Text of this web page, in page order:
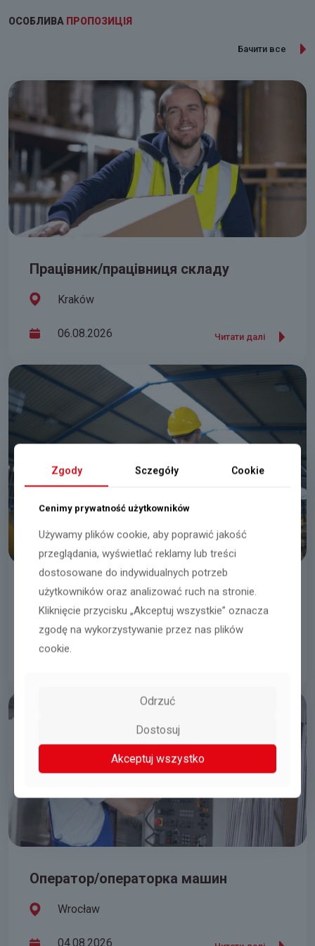
ОСОБЛИВА ПРОПОЗИЦІЯ
Бачити все
Працівник/працівниця складу
Kraków
06.08.2026 Читати далі
Працівник/працівниця виробництва
Oświęcim – Rajsko
Оператор/операторка машин
Wrocław
04.08.2026
Zgody Sczegóły Cookie
Cenimy prywatność użytkowników
Używamy plików cookie, aby poprawić jakość
przeglądania, wyświetlać reklamy lub treści
dostosowane do indywidualnych potrzeb
użytkowników oraz analizować ruch na stronie.
Kliknięcie przycisku „Akceptuj wszystkie” oznacza
zgodę na wykorzystywanie przez nas plików
cookie.
Odrzuć
Dostosuj
Akceptuj wszystko